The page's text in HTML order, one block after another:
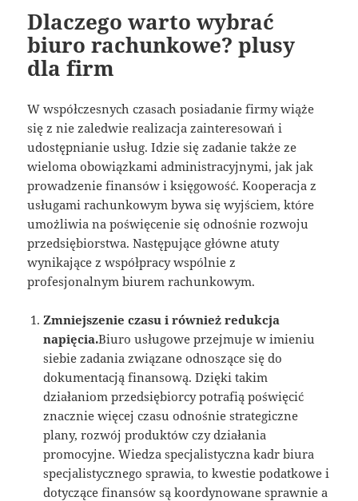
Dlaczego warto wybrać
biuro rachunkowe? plusy
dla firm
W współczesnych czasach posiadanie firmy wiąże
się z nie zaledwie realizacja zainteresowań i
udostępnianie usług. Idzie się zadanie także ze
wieloma obowiązkami administracyjnymi, jak jak
prowadzenie finansów i księgowość. Kooperacja z
usługami rachunkowym bywa się wyjściem, które
umożliwia na poświęcenie się odnośnie rozwoju
przedsiębiorstwa. Następujące główne atuty
wynikające z współpracy wspólnie z
profesjonalnym biurem rachunkowym.
Zmniejszenie czasu i również redukcja
napięcia.Biuro usługowe przejmuje w imieniu
siebie zadania związane odnoszące się do
dokumentacją finansową. Dzięki takim
działaniom przedsiębiorcy potrafią poświęcić
znacznie więcej czasu odnośnie strategiczne
plany, rozwój produktów czy działania
promocyjne. Wiedza specjalistyczna kadr biura
specjalistycznego sprawia, to kwestie podatkowe i
dotyczące finansów są koordynowane sprawnie a